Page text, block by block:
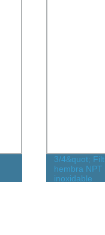
3/4&quot;
hembra
inoxidable